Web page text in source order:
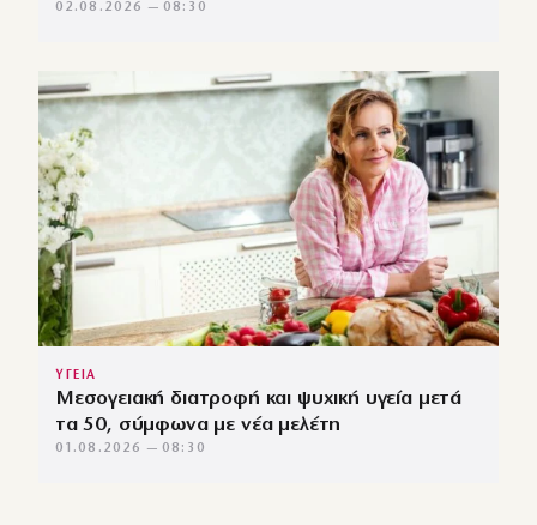
02.08.2026 — 08:30
ΥΓΕΙΑ
Μεσογειακή διατροφή και ψυχική υγεία μετά
τα 50, σύμφωνα με νέα μελέτη
01.08.2026 — 08:30